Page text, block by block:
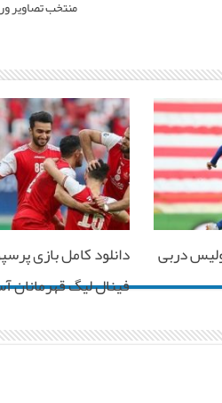
۲-۲ پرسپولیس دربی
دانلود کامل بازی
فینال لیگ قهرمانان